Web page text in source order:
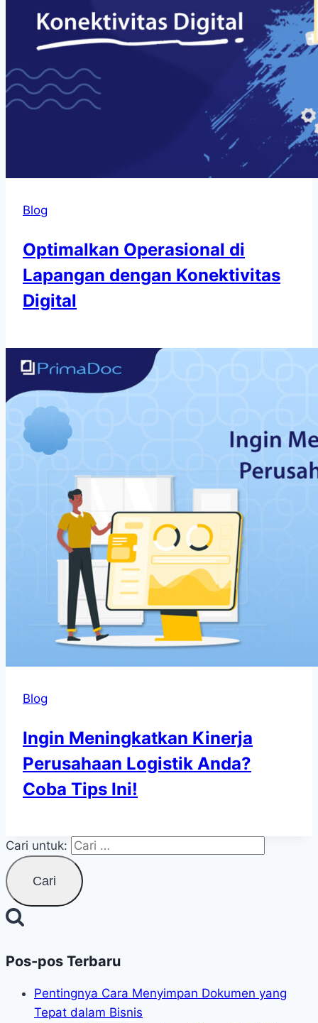
Blog
Optimalkan Operasional di
Lapangan dengan Konektivitas
Digital
Blog
Ingin Meningkatkan Kinerja
Perusahaan Logistik Anda?
Coba Tips Ini!
Cari untuk:
Pos-pos Terbaru
Pentingnya Cara Menyimpan Dokumen yang
Tepat dalam Bisnis